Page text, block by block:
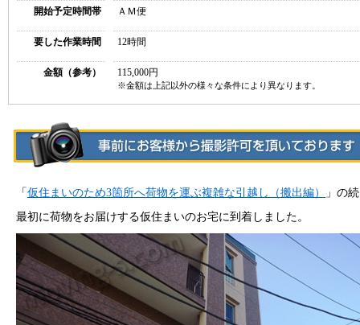
開始予定時間帯 ＡＭ便
要した作業時間 12時間
金額（参考） 115,000円
※金額は上記以外の様々な条件により異なります。
「 仮住まいのため3箇所へ荷物を運ぶ複雑な引越し（搬出編）
」の
最初に荷物をお届けする仮住まいのお宅に到着しました。